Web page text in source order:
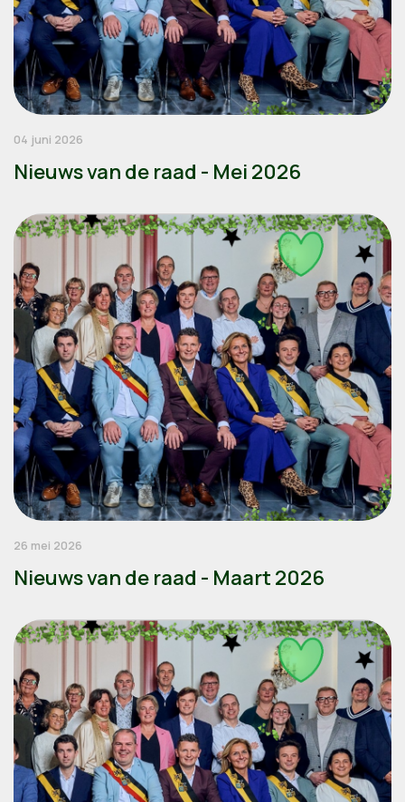
04 juni 2026
Nieuws van de raad - Mei 2026
26 mei 2026
Nieuws van de raad - Maart 2026